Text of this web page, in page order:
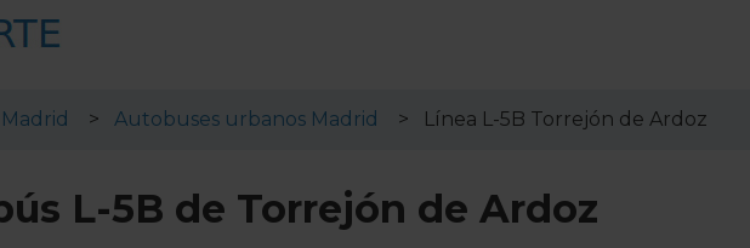
Autobuses urbanos Madrid Línea L-5B Torrejón de Ardoz
L-5B de Torrejón de Ardoz